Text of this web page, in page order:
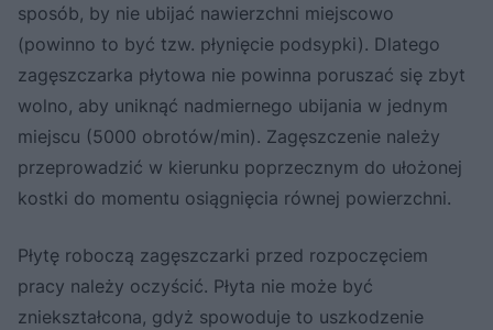
sposób, by nie ubijać nawierzchni miejscowo
(powinno to być tzw. płynięcie podsypki). Dlatego
zagęszczarka płytowa nie powinna poruszać się zbyt
wolno, aby uniknąć nadmiernego ubijania w jednym
miejscu (5000 obrotów/min). Zagęszczenie należy
przeprowadzić w kierunku poprzecznym do ułożonej
kostki do momentu osiągnięcia równej powierzchni.
Płytę roboczą zagęszczarki przed rozpoczęciem
pracy należy oczyścić. Płyta nie może być
zniekształcona, gdyż spowoduje to uszkodzenie